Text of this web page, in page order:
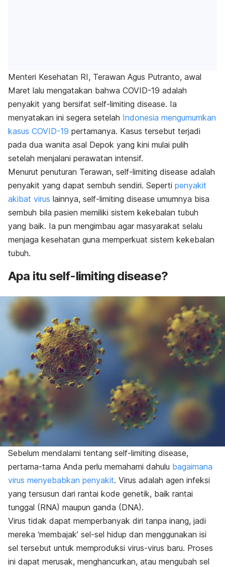
Menteri Kesehatan RI, Terawan Agus Putranto, awal
Maret lalu mengatakan bahwa COVID-19 adalah
penyakit yang bersifat self-limiting disease. Ia
menyatakan ini segera setelah Indonesia mengumumkan
kasus COVID-19 pertamanya. Kasus tersebut terjadi
pada dua wanita asal Depok yang kini mulai pulih
setelah menjalani perawatan intensif.
Menurut penuturan Terawan, self-limiting disease adalah
penyakit yang dapat sembuh sendiri. Seperti penyakit
akibat virus lainnya, self-limiting disease umumnya bisa
sembuh bila pasien memiliki sistem kekebalan tubuh
yang baik. Ia pun mengimbau agar masyarakat selalu
menjaga kesehatan guna memperkuat sistem kekebalan
tubuh.
Apa itu self-limiting disease?
Sebelum mendalami tentang self-limiting disease,
pertama-tama Anda perlu memahami dahulu bagaimana
virus menyebabkan penyakit. Virus adalah agen infeksi
yang tersusun dari rantai kode genetik, baik rantai
tunggal (RNA) maupun ganda (DNA).
Virus tidak dapat memperbanyak diri tanpa inang, jadi
mereka ‘membajak’ sel-sel hidup dan menggunakan isi
sel tersebut untuk memproduksi virus-virus baru. Proses
ini dapat merusak, menghancurkan, atau mengubah sel